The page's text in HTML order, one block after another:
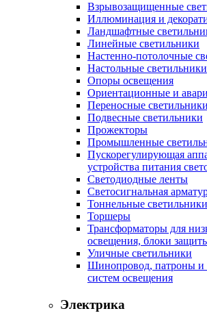
Взрывозащищенные
Иллюминация и
Ландшафтные
Линейные светильники
Настенно-потолочные
Настольные светильники
Опоры освещения
Ориентационные и
Переносные светильники
Подвесные светильники
Прожекторы
Промышленные
Пускорегулирующая
устройства питания
Светодиодные ленты
Светосигнальная
Тоннельные светильники
Торшеры
Трансформаторы для
освещения, блоки
Уличные светильники
Шинопровод, патроны и
систем освещения
Электрика